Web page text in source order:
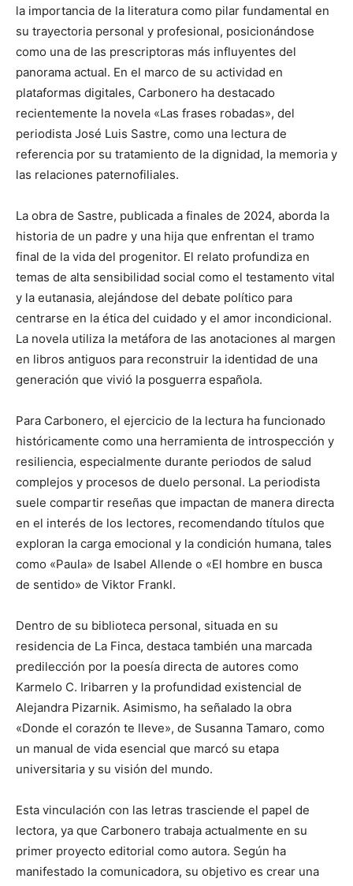
la importancia de la literatura como pilar fundamental en
su trayectoria personal y profesional, posicionándose
como una de las prescriptoras más influyentes del
panorama actual. En el marco de su actividad en
plataformas digitales, Carbonero ha destacado
recientemente la novela «Las frases robadas», del
periodista José Luis Sastre, como una lectura de
referencia por su tratamiento de la dignidad, la memoria y
las relaciones paternofiliales.
La obra de Sastre, publicada a finales de 2024, aborda la
historia de un padre y una hija que enfrentan el tramo
final de la vida del progenitor. El relato profundiza en
temas de alta sensibilidad social como el testamento vital
y la eutanasia, alejándose del debate político para
centrarse en la ética del cuidado y el amor incondicional.
La novela utiliza la metáfora de las anotaciones al margen
en libros antiguos para reconstruir la identidad de una
generación que vivió la posguerra española.
Para Carbonero, el ejercicio de la lectura ha funcionado
históricamente como una herramienta de introspección y
resiliencia, especialmente durante periodos de salud
complejos y procesos de duelo personal. La periodista
suele compartir reseñas que impactan de manera directa
en el interés de los lectores, recomendando títulos que
exploran la carga emocional y la condición humana, tales
como «Paula» de Isabel Allende o «El hombre en busca
de sentido» de Viktor Frankl.
Dentro de su biblioteca personal, situada en su
residencia de La Finca, destaca también una marcada
predilección por la poesía directa de autores como
Karmelo C. Iribarren y la profundidad existencial de
Alejandra Pizarnik. Asimismo, ha señalado la obra
«Donde el corazón te lleve», de Susanna Tamaro, como
un manual de vida esencial que marcó su etapa
universitaria y su visión del mundo.
Esta vinculación con las letras trasciende el papel de
lectora, ya que Carbonero trabaja actualmente en su
primer proyecto editorial como autora. Según ha
manifestado la comunicadora, su objetivo es crear una